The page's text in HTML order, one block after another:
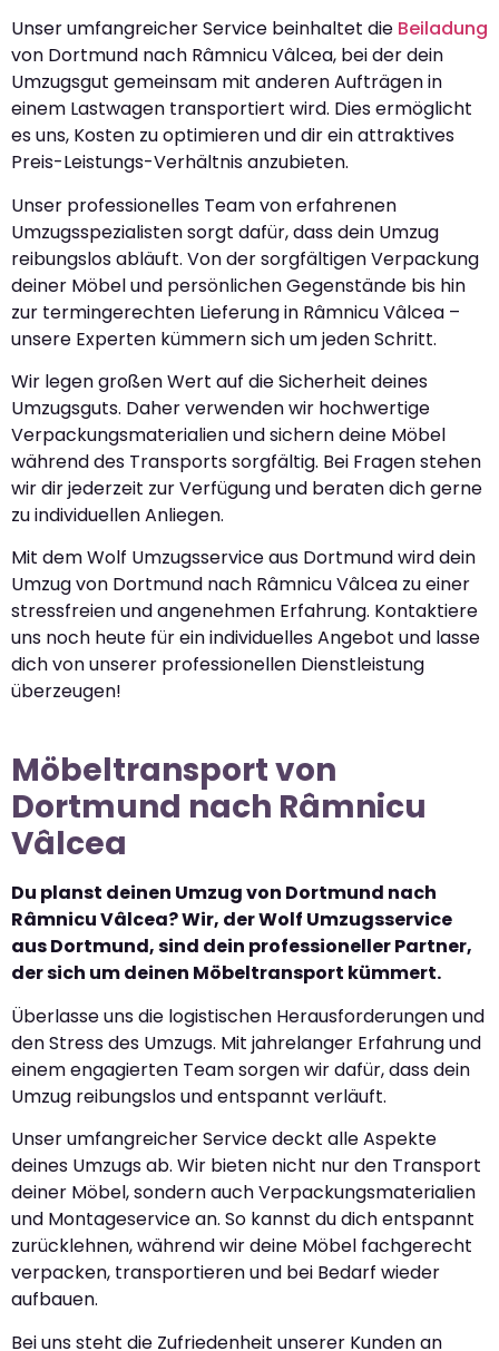
Unser umfangreicher Service beinhaltet die Beiladung
von Dortmund nach Râmnicu Vâlcea, bei der dein
Umzugsgut gemeinsam mit anderen Aufträgen in
einem Lastwagen transportiert wird. Dies ermöglicht
es uns, Kosten zu optimieren und dir ein attraktives
Preis-Leistungs-Verhältnis anzubieten.
Unser professionelles Team von erfahrenen
Umzugsspezialisten sorgt dafür, dass dein Umzug
reibungslos abläuft. Von der sorgfältigen Verpackung
deiner Möbel und persönlichen Gegenstände bis hin
zur termingerechten Lieferung in Râmnicu Vâlcea –
unsere Experten kümmern sich um jeden Schritt.
Wir legen großen Wert auf die Sicherheit deines
Umzugsguts. Daher verwenden wir hochwertige
Verpackungsmaterialien und sichern deine Möbel
während des Transports sorgfältig. Bei Fragen stehen
wir dir jederzeit zur Verfügung und beraten dich gerne
zu individuellen Anliegen.
Mit dem Wolf Umzugsservice aus Dortmund wird dein
Umzug von Dortmund nach Râmnicu Vâlcea zu einer
stressfreien und angenehmen Erfahrung. Kontaktiere
uns noch heute für ein individuelles Angebot und lasse
dich von unserer professionellen Dienstleistung
überzeugen!
Möbeltransport von
Dortmund nach Râmnicu
Vâlcea
Du planst deinen Umzug von Dortmund nach
Râmnicu Vâlcea? Wir, der Wolf Umzugsservice
aus Dortmund, sind dein professioneller Partner,
der sich um deinen Möbeltransport kümmert.
Überlasse uns die logistischen Herausforderungen und
den Stress des Umzugs. Mit jahrelanger Erfahrung und
einem engagierten Team sorgen wir dafür, dass dein
Umzug reibungslos und entspannt verläuft.
Unser umfangreicher Service deckt alle Aspekte
deines Umzugs ab. Wir bieten nicht nur den Transport
deiner Möbel, sondern auch Verpackungsmaterialien
und Montageservice an. So kannst du dich entspannt
zurücklehnen, während wir deine Möbel fachgerecht
verpacken, transportieren und bei Bedarf wieder
aufbauen.
Bei uns steht die Zufriedenheit unserer Kunden an